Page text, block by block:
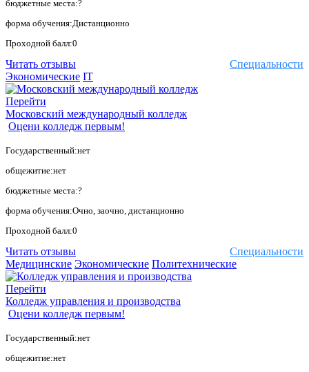
бюджетные места:?
форма обучения:Дистанционно
Проходной балл:0
Специальности
Читать отзывы
Экономические IT
Перейти
Московский международный колледж
Оцени колледж первым!
Государственный:нет
общежитие:нет
бюджетные места:?
форма обучения:Очно, заочно, дистанционно
Проходной балл:0
Специальности
Читать отзывы
Медицинские Экономические Политехнические
Перейти
Колледж управления и производства
Оцени колледж первым!
Государственный:нет
общежитие:нет